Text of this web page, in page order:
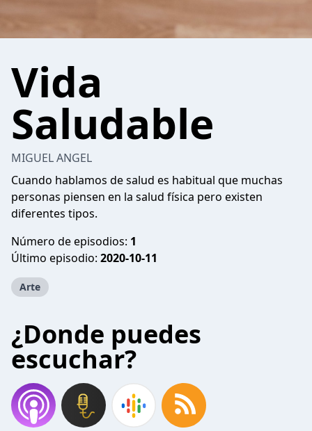
Vida
Saludable
MIGUEL ANGEL
Cuando hablamos de salud es habitual que muchas
personas piensen en la salud física pero existen
diferentes tipos.
Número de episodios: 1
Último episodio: 2020-10-11
Arte
¿Donde puedes
escuchar?